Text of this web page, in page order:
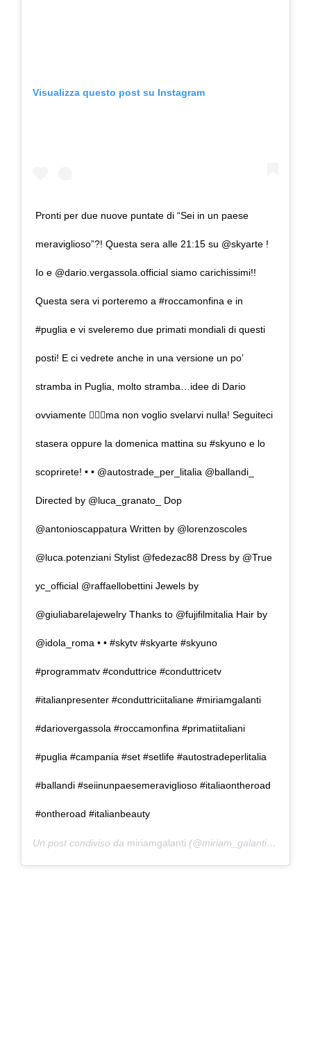
Visualizza questo post su Instagram
Pronti per due nuove puntate di “Sei in un paese
meraviglioso”?! Questa sera alle 21:15 su @skyarte !
Io e @dario.vergassola.official siamo carichissimi!!
Questa sera vi porteremo a #roccamonfina e in
#puglia e vi sveleremo due primati mondiali di questi
posti! E ci vedrete anche in una versione un po’
stramba in Puglia, molto stramba…idee di Dario
ovviamente 🤦🏼‍♀️ma non voglio svelarvi nulla! Seguiteci
stasera oppure la domenica mattina su #skyuno e lo
scoprirete! • • @autostrade_per_litalia @ballandi_
Directed by @luca_granato_ Dop
@antonioscappatura Written by @lorenzoscoles
@luca.potenziani Stylist @fedezac88 Dress by @True
yc_official @raffaellobettini Jewels by
@giuliabarelajewelry Thanks to @fujifilmitalia Hair by
@idola_roma • • #skytv #skyarte #skyuno
#programmatv #conduttrice #conduttricetv
#italianpresenter #conduttriciitaliane #miriamgalanti
#dariovergassola #roccamonfina #primatiitaliani
#puglia #campania #set #setlife #autostradeperlitalia
#ballandi #seiinunpaesemeraviglioso #italiaontheroad
#ontheroad #italianbeauty
Un post condiviso da miriamgalanti (@miriam_galanti) in data: